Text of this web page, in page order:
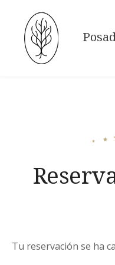
content
Tu reservación se ha